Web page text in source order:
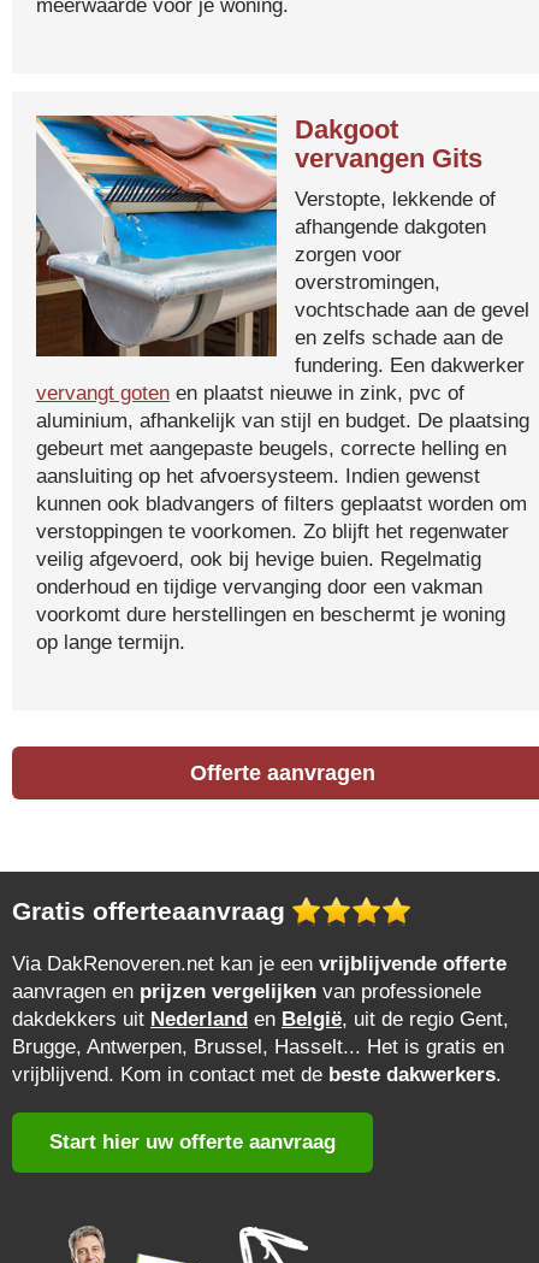
meerwaarde voor je woning.
Dakgoot
vervangen Gits
Verstopte, lekkende of
afhangende dakgoten
zorgen voor
overstromingen,
vochtschade aan de gevel
en zelfs schade aan de
fundering. Een dakwerker
vervangt goten en plaatst nieuwe in zink, pvc of
aluminium, afhankelijk van stijl en budget. De plaatsing
gebeurt met aangepaste beugels, correcte helling en
aansluiting op het afvoersysteem. Indien gewenst
kunnen ook bladvangers of filters geplaatst worden om
verstoppingen te voorkomen. Zo blijft het regenwater
veilig afgevoerd, ook bij hevige buien. Regelmatig
onderhoud en tijdige vervanging door een vakman
voorkomt dure herstellingen en beschermt je woning
op lange termijn.
Offerte aanvragen
Gratis offerteaanvraag
Via DakRenoveren.net kan je een vrijblijvende offerte
aanvragen en prijzen vergelijken van professionele
dakdekkers uit Nederland en België, uit de regio Gent,
Brugge, Antwerpen, Brussel, Hasselt... Het is gratis en
vrijblijvend. Kom in contact met de beste dakwerkers.
Start hier uw offerte aanvraag